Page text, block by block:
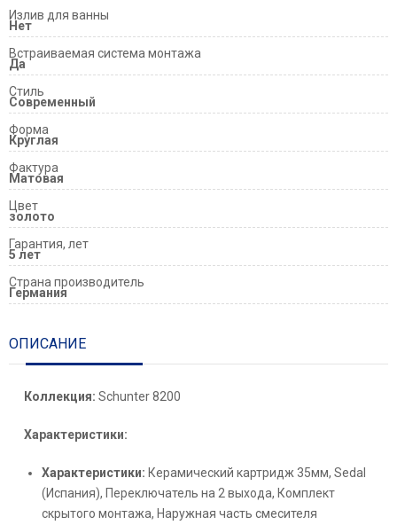
Излив для ванны
Нет
Встраиваемая система монтажа
Да
Стиль
Современный
Форма
Круглая
Фактура
Матовая
Цвет
золото
Гарантия, лет
5 лет
Страна производитель
Германия
ОПИСАНИЕ
Коллекция: Schunter 8200
Характеристики:
Характеристики: Керамический картридж 35мм, Sedal
(Испания), Переключатель на 2 выхода, Комплект
скрытого монтажа, Наружная часть смесителя